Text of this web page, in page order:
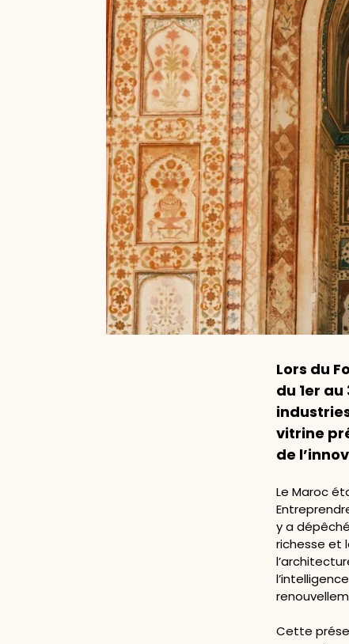
Lors du
du 1er
vitrine
de
Le Maroc
y a
richesse et
Cette